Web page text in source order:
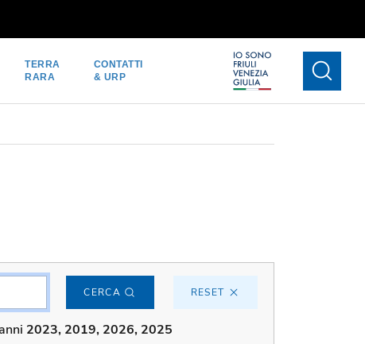
TERRA
RARA
CONTATTI
& URP
CERCA RESET
2023, 2019, 2026, 2025